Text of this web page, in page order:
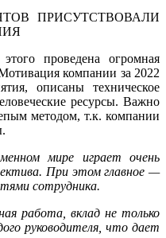
ПРИСУТСТВОВАЛИ
проведена огромная
компании за 2022
описаны техническое
ресурсы. Важно
методом, т.к. компании
мире играет очень
При этом главное —
сотрудника.
работа, вклад не только
руководителя, что дает